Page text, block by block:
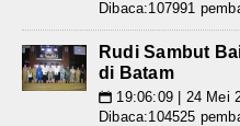
Dibaca:107991
Rudi Sambut
di Batam
📅 19:06:09 | 24 Mei
Dibaca:104525